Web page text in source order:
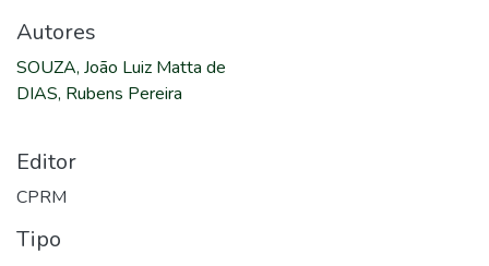
Autores
SOUZA, João Luiz Matta de
DIAS, Rubens Pereira
Editor
CPRM
Tipo